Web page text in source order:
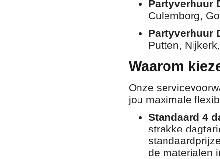
Partyverhuur
Culemborg,
Partyverhuur
Putten,
Waarom
Onze
jou maximale
Standaard 4
strakke
de materialen